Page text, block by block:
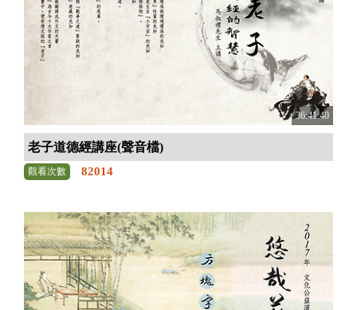
36:41:40
老子道德經講座(聲音檔)
觀看次數 82014